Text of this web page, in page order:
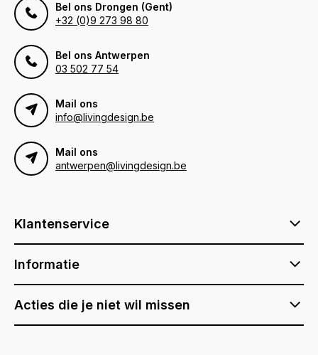
Bel ons Drongen (Gent)
+32 (0)9 273 98 80
Bel ons Antwerpen
03 502 77 54
Mail ons
info@livingdesign.be
Mail ons
antwerpen@livingdesign.be
Klantenservice
Informatie
Acties die je niet wil missen